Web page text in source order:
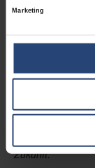
Marketing
Das
nicht nur um den
Wir sparen
Zukunft.